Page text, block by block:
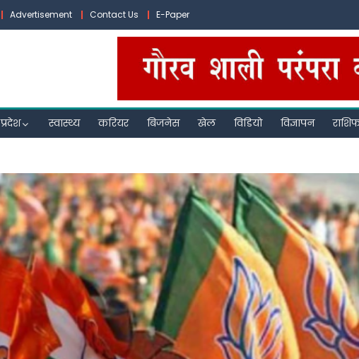
Advertisement Contact Us E-Paper
प्रदेश स्वास्थ्य करियर बिजनेस खेल विडियो विज्ञापन